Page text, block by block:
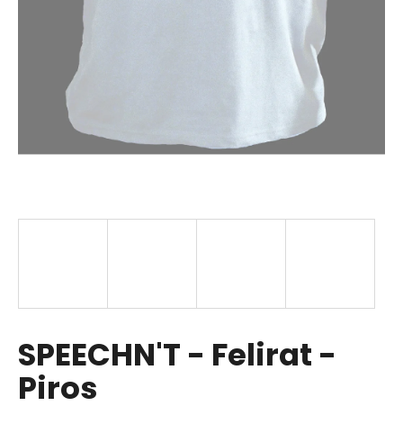
SPEECHN'T - Felirat -
Piros